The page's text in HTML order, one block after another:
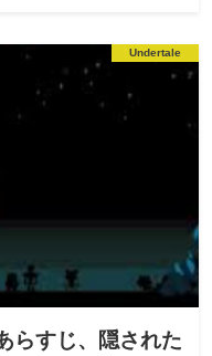
Undertale
らすじ、隠された